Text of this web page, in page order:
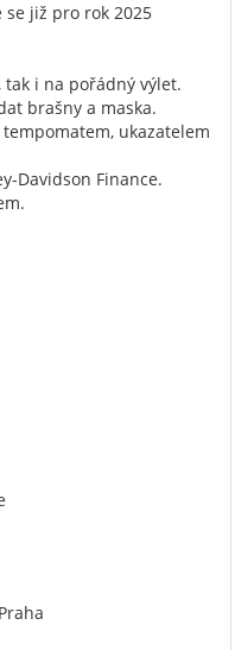
již pro rok 2025
i na pořádný výlet.
brašny a maska.
ukazatelem
Davidson Finance.